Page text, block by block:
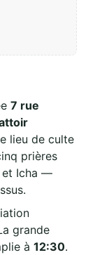
7 rue
lieu de culte
prières
et Icha —
grande
à 12:30.